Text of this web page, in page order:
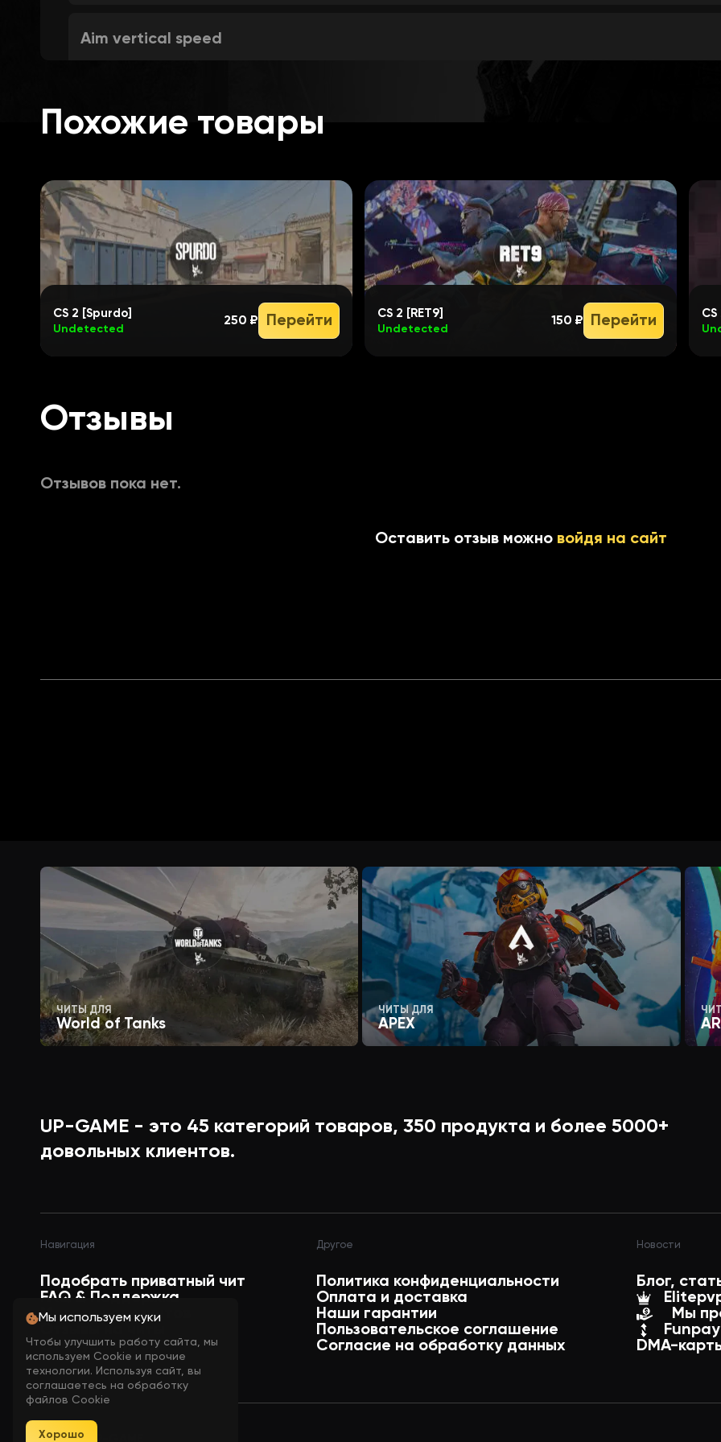
Aim vertical speed
Draw FOV
FOV
Visuals enabled
Enemy only (Visuals for enemies only)
CHARACTER:
Skeleton (Draw skeleton)
Maximum distance
Похожие товары
CS 2 [Spurdo]
Undetected
250 ₽ Перейти CS 2 [RET9]
Undetected
150 ₽ Перейти
Отзывы
Отзывов пока нет.
Оставить отзыв можно войдя на сайт
ЧИТЫ ДЛЯ
World of Tanks
ЧИТЫ ДЛЯ
APEX
UP-GAME - это 45 категорий товаров, 350 продукта и более 5000+
довольных клиентов.
Навигация
Подобрать приватный чит
FAQ & Поддержка
Магазин аккаунтов
Статусы читов
Другое
Политика конфиденциальности
Оплата и доставка
Наши гарантии
Пользовательское соглашение
Согласие на обработку данных
Новости
Блог,
Мы
Funpay
DMA-
© 2026 UP-GAME
Мы используем куки
Чтобы улучшить работу сайта, мы
используем Cookie и прочие
технологии. Используя сайт, вы
соглашаетесь на обработку
файлов Cookie
Хорошо